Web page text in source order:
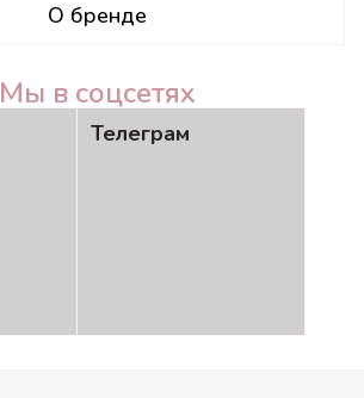
О бренде
Мы в соцсетях
Телеграм